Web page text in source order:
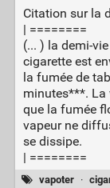
Citation sur la
| ========
(... ) la demi-
cigarette est
la fumée de
minutes***. La
que la fumée
vapeur ne
se dissipe.
| ========
vapoter ·